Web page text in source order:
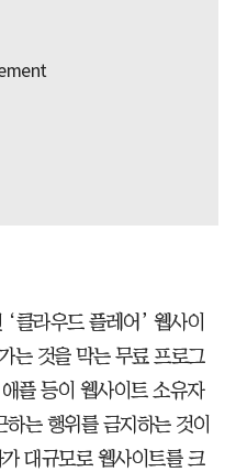
클라우드 플레어’ 웹사이
는 것을 막는 무료 프로그
플 등이 웹사이트 소유자
는 행위를 금지하는 것이
대규모로 웹사이트를 크